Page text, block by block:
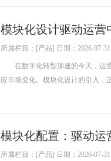
模块化设计驱动运营
所属栏目：[产品] 日期：2026-07-
在数字化转型加速的今天，运营
应市场变化。模块化设计的引入，
模块化配置：驱动运
所属栏目：[产品] 日期：2026-07-